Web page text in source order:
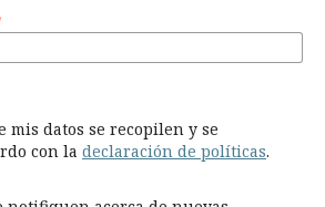
con la declaración de políticas.